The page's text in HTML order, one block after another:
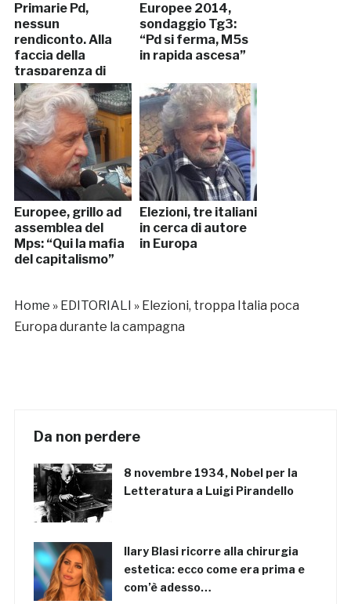
Primarie Pd,
nessun
rendiconto. Alla
faccia della
trasparenza di
Renzi
Europee 2014,
sondaggio Tg3:
“Pd si ferma, M5s
in rapida ascesa”
Europee, grillo ad
assemblea del
Mps: “Qui la mafia
del capitalismo”
Elezioni, tre italiani
in cerca di autore
in Europa
Home » EDITORIALI » Elezioni, troppa Italia poca
Europa durante la campagna
Da non perdere
8 novembre 1934, Nobel per la
Letteratura a Luigi Pirandello
Ilary Blasi ricorre alla chirurgia
estetica: ecco come era prima e
com’è adesso…